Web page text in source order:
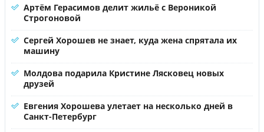
Артём Герасимов делит жильё с Вероникой
Строгоновой
Сергей Хорошев не знает, куда жена спрятала их
машину
Молдова подарила Кристине Лясковец новых
друзей
Евгения Хорошева улетает на несколько дней в
Санкт-Петербург